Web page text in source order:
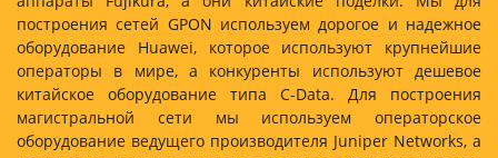
построения сетей GPON используем дорогое и надежное
оборудование Huawei, которое используют крупнейшие
операторы в мире, а конкуренты используют дешевое
китайское оборудование типа C-Data. Для построения
магистральной сети мы используем операторское
оборудование ведущего производителя Juniper Networks, а